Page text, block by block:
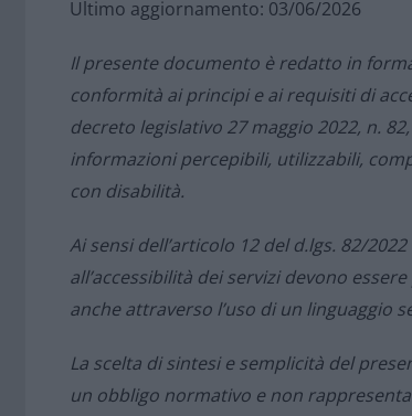
Ultimo aggiornamento: 03/06/2026
Il presente documento è redatto in
conformità ai principi e ai requisiti di
decreto legislativo 27 maggio 2022, n.
informazioni percepibili, utilizzabili,
con disabilità.
Ai sensi dell’articolo 12 del d.lgs. 82/
all’accessibilità dei servizi devono
anche attraverso l’uso di un linguaggio
La scelta di sintesi e semplicità del
un obbligo normativo e non